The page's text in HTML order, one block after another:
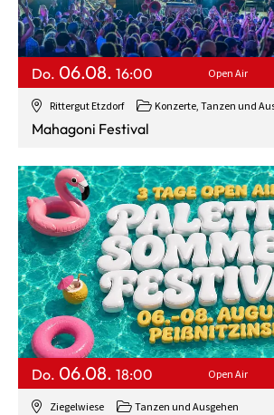
Rittergut Etzdorf Konzerte, Tanzen und
Do. 06.08. 16:00 Open Air
Mahagoni Festival
Ziegelwiese Tanzen und Ausgehen
Do. 06.08. 18:00 Open Air